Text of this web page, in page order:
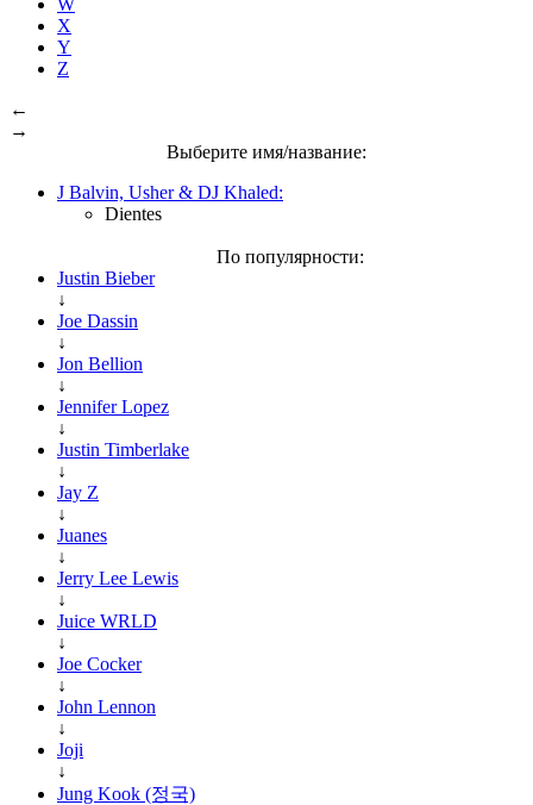
X
Y
Z
←
→
Выберите имя/название:
J Balvin, Usher & DJ Khaled:
Dientes
По популярности:
Justin Bieber
↓
Joe Dassin
↓
Jon Bellion
↓
Jennifer Lopez
↓
Justin Timberlake
↓
Jay Z
↓
Juanes
↓
Jerry Lee Lewis
↓
Juice WRLD
↓
Joe Cocker
↓
John Lennon
↓
Joji
↓
Jung Kook (정국)